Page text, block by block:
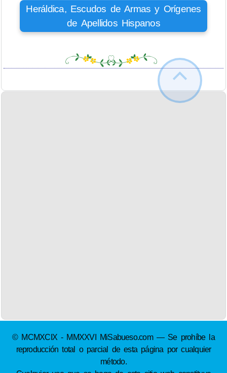
Heráldica, Escudos de Armas y Orígenes
de Apellidos Hispanos
© MCMXCIX - MMXXVI MiSabueso.com — Se prohíbe la
reproducción total o parcial de esta página por cualquier
método.